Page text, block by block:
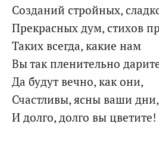
Созданий стройных,
Прекрасных дум, стихов
Таких всегда, какие нам
Вы так пленительно
Да будут вечно, как они,
Счастливы, ясны ваши дни,
И долго, долго вы цветите!